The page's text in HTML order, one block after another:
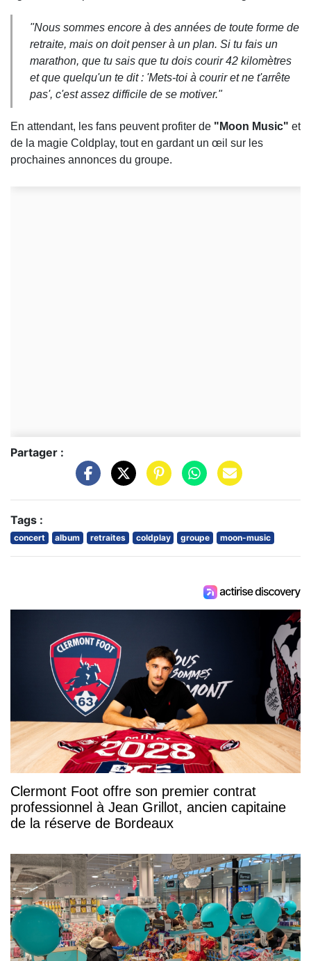
"Nous sommes encore à des années de toute forme de
retraite, mais on doit penser à un plan. Si tu fais un
marathon, que tu sais que tu dois courir 42 kilomètres
et que quelqu'un te dit : 'Mets-toi à courir et ne t'arrête
pas', c'est assez difficile de se motiver."
En attendant, les fans peuvent profiter de "Moon Music" et
de la magie Coldplay, tout en gardant un œil sur les
prochaines annonces du groupe.
Partager :
Tags :
concert album retraites coldplay groupe moon-music
Clermont Foot offre son premier contrat
professionnel à Jean Grillot, ancien capitaine
de la réserve de Bordeaux